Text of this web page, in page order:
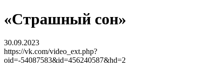
«Страшный сон»
30.09.2023
https://vk.com/video_ext.php?
oid=-54087583&id=456240587&hd=2